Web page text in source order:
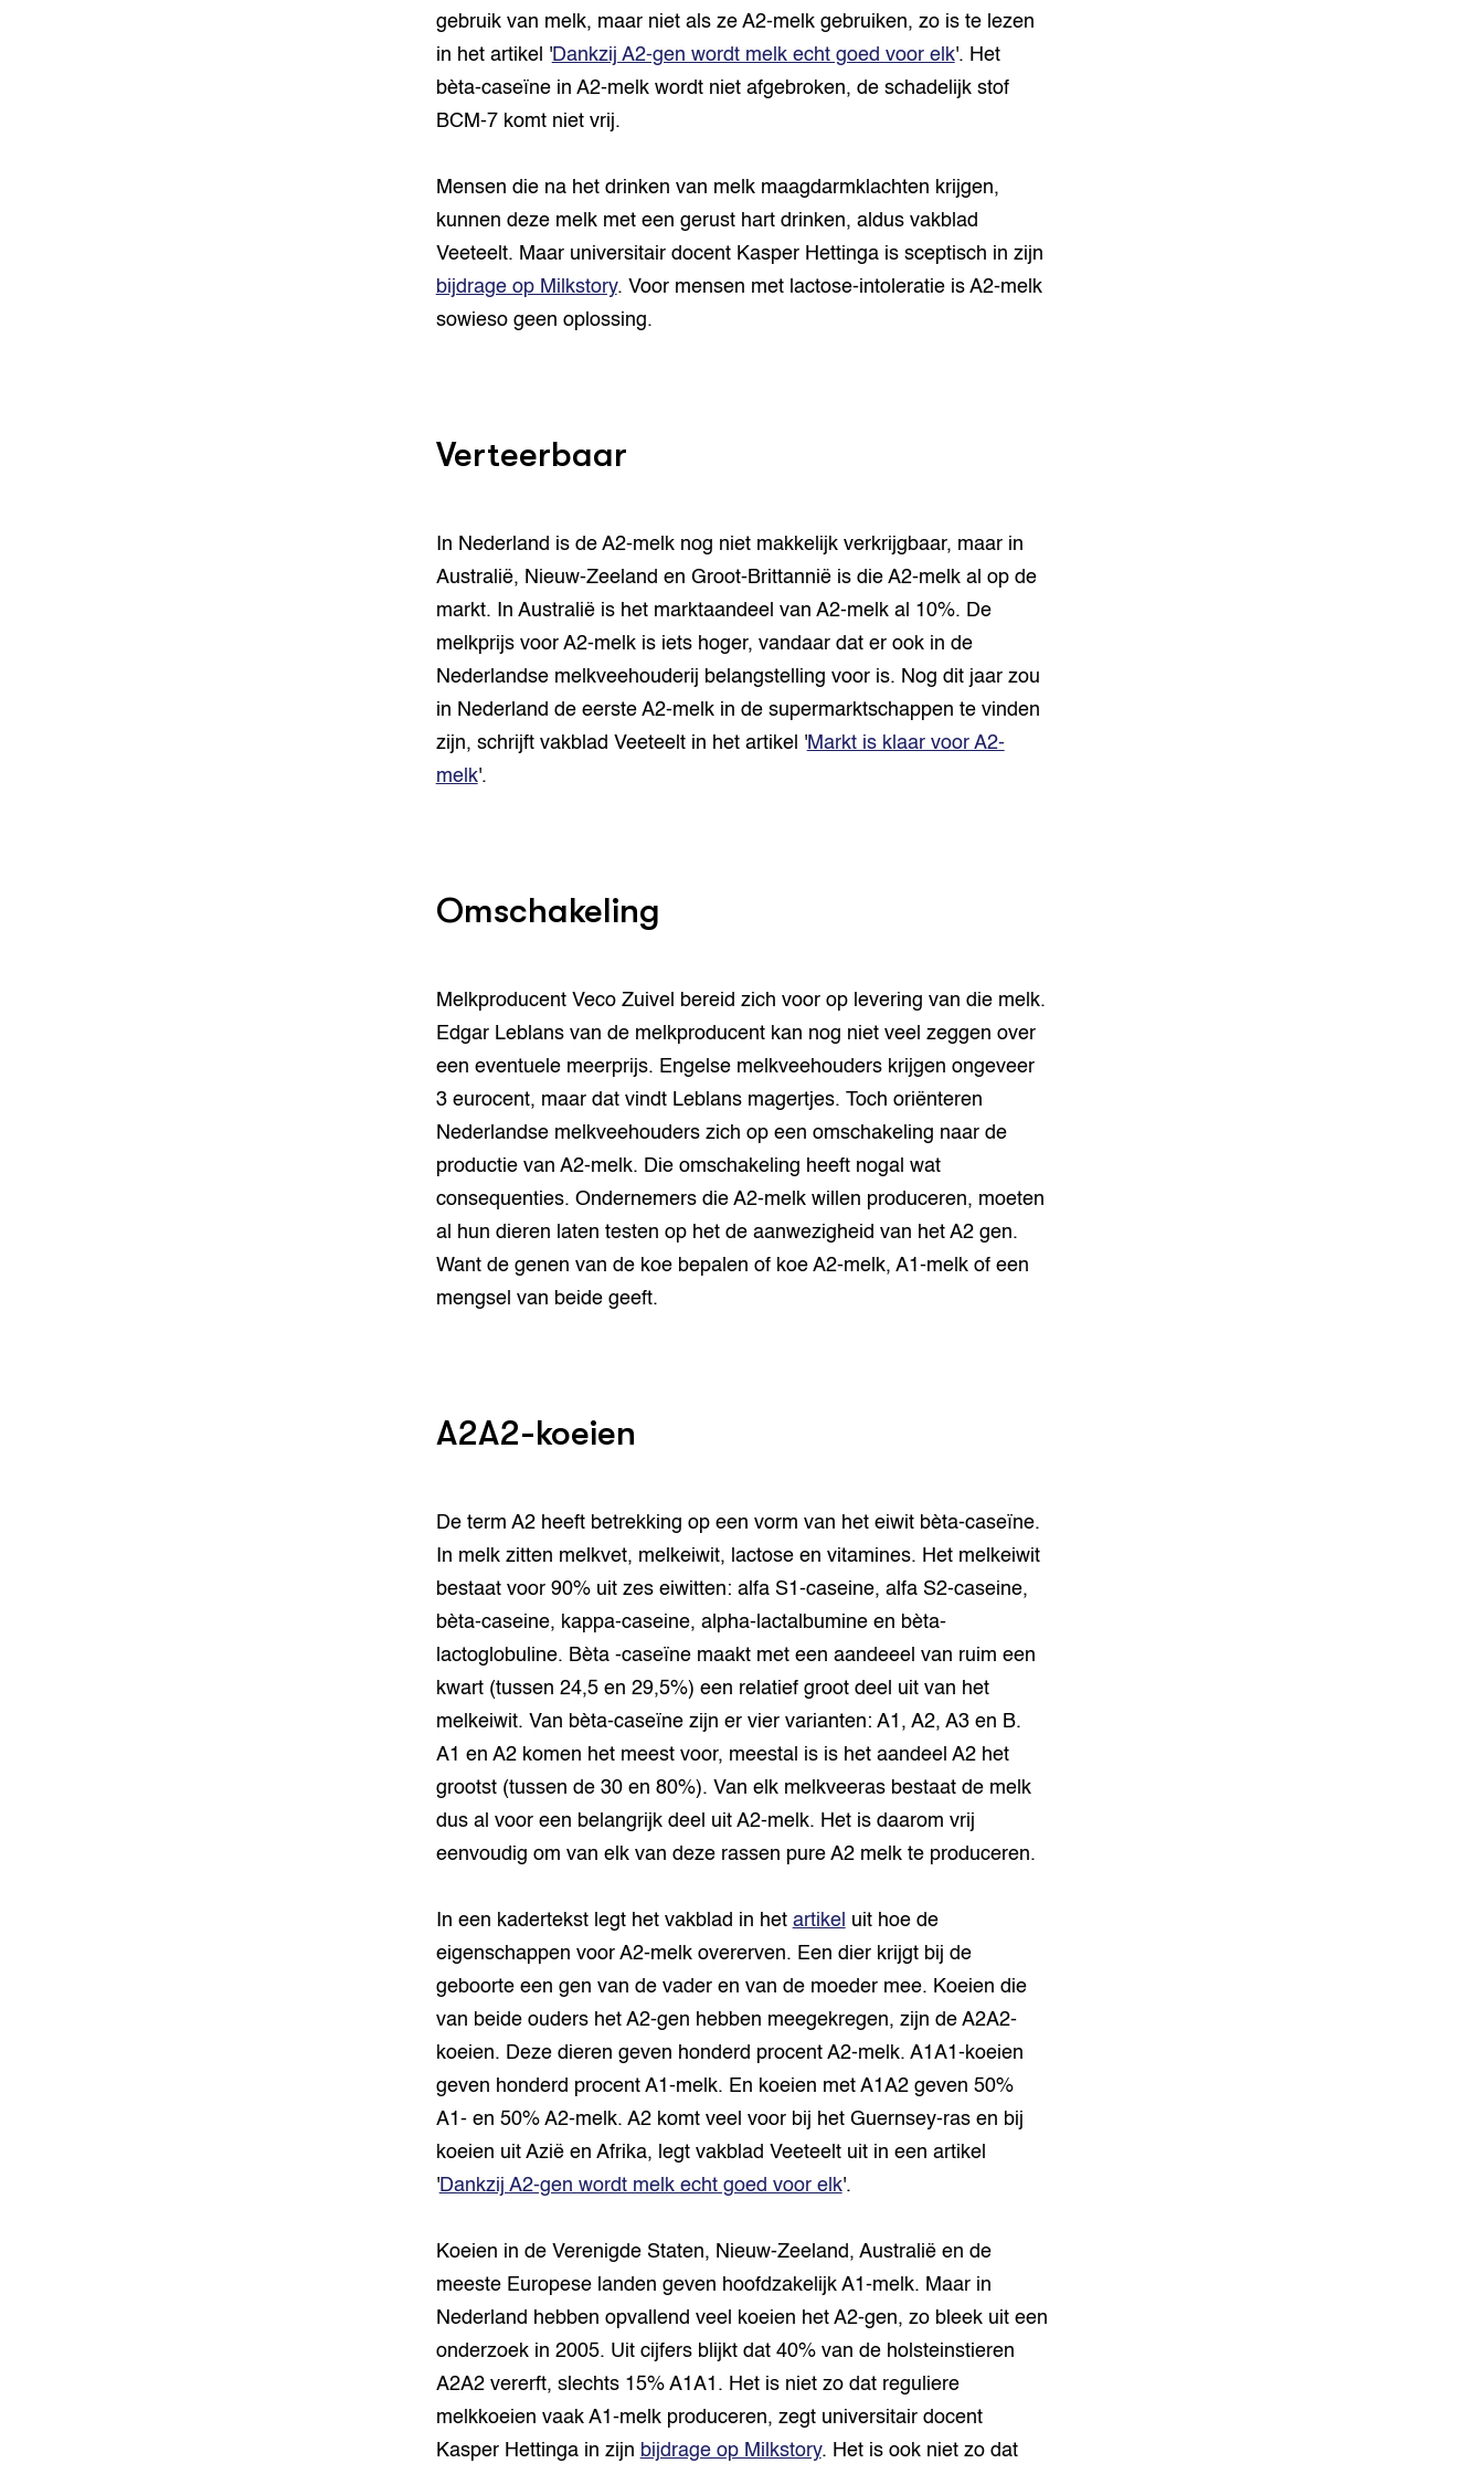
gebruik van melk, maar niet als ze A2-melk gebruiken, zo is te lezen
in het artikel 'Dankzij A2-gen wordt melk echt goed voor elk'. Het
bèta-caseïne in A2-melk wordt niet afgebroken, de schadelijk stof
BCM-7 komt niet vrij.
Mensen die na het drinken van melk maagdarmklachten krijgen,
kunnen deze melk met een gerust hart drinken, aldus vakblad
Veeteelt. Maar universitair docent Kasper Hettinga is sceptisch in zijn
bijdrage op Milkstory. Voor mensen met lactose-intoleratie is A2-melk
sowieso geen oplossing.
Verteerbaar
In Nederland is de A2-melk nog niet makkelijk verkrijgbaar, maar in
Australië, Nieuw-Zeeland en Groot-Brittannië is die A2-melk al op de
markt. In Australië is het marktaandeel van A2-melk al 10%. De
melkprijs voor A2-melk is iets hoger, vandaar dat er ook in de
Nederlandse melkveehouderij belangstelling voor is. Nog dit jaar zou
in Nederland de eerste A2-melk in de supermarktschappen te vinden
zijn, schrijft vakblad Veeteelt in het artikel 'Markt is klaar voor A2-
melk'.
Omschakeling
Melkproducent Veco Zuivel bereid zich voor op levering van die melk.
Edgar Leblans van de melkproducent kan nog niet veel zeggen over
een eventuele meerprijs. Engelse melkveehouders krijgen ongeveer
3 eurocent, maar dat vindt Leblans magertjes. Toch oriënteren
Nederlandse melkveehouders zich op een omschakeling naar de
productie van A2-melk. Die omschakeling heeft nogal wat
consequenties. Ondernemers die A2-melk willen produceren, moeten
al hun dieren laten testen op het de aanwezigheid van het A2 gen.
Want de genen van de koe bepalen of koe A2-melk, A1-melk of een
mengsel van beide geeft.
A2A2-koeien
De term A2 heeft betrekking op een vorm van het eiwit bèta-caseïne.
In melk zitten melkvet, melkeiwit, lactose en vitamines. Het melkeiwit
bestaat voor 90% uit zes eiwitten: alfa S1-caseine, alfa S2-caseine,
bèta-caseine, kappa-caseine, alpha-lactalbumine en bèta-
lactoglobuline. Bèta -caseïne maakt met een aandeeel van ruim een
kwart (tussen 24,5 en 29,5%) een relatief groot deel uit van het
melkeiwit. Van bèta-caseïne zijn er vier varianten: A1, A2, A3 en B.
A1 en A2 komen het meest voor, meestal is is het aandeel A2 het
grootst (tussen de 30 en 80%). Van elk melkveeras bestaat de melk
dus al voor een belangrijk deel uit A2-melk. Het is daarom vrij
eenvoudig om van elk van deze rassen pure A2 melk te produceren.
In een kadertekst legt het vakblad in het artikel uit hoe de
eigenschappen voor A2-melk overerven. Een dier krijgt bij de
geboorte een gen van de vader en van de moeder mee. Koeien die
van beide ouders het A2-gen hebben meegekregen, zijn de A2A2-
koeien. Deze dieren geven honderd procent A2-melk. A1A1-koeien
geven honderd procent A1-melk. En koeien met A1A2 geven 50%
A1- en 50% A2-melk. A2 komt veel voor bij het Guernsey-ras en bij
koeien uit Azië en Afrika, legt vakblad Veeteelt uit in een artikel
'Dankzij A2-gen wordt melk echt goed voor elk'.
Koeien in de Verenigde Staten, Nieuw-Zeeland, Australië en de
meeste Europese landen geven hoofdzakelijk A1-melk. Maar in
Nederland hebben opvallend veel koeien het A2-gen, zo bleek uit een
onderzoek in 2005. Uit cijfers blijkt dat 40% van de holsteinstieren
A2A2 vererft, slechts 15% A1A1. Het is niet zo dat reguliere
melkkoeien vaak A1-melk produceren, zegt universitair docent
Kasper Hettinga in zijn bijdrage op Milkstory. Het is ook niet zo dat